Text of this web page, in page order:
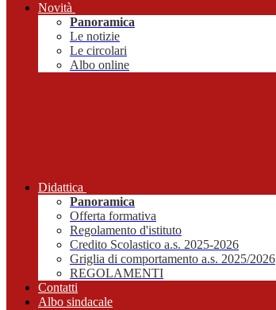
Novità
Panoramica
Le notizie
Le circolari
Albo online
Didattica
Panoramica
Offerta formativa
Regolamento d'istituto
Credito Scolastico a.s. 2025-2026
Griglia di comportamento a.s. 2025/2026
REGOLAMENTI
Contatti
Albo sindacale